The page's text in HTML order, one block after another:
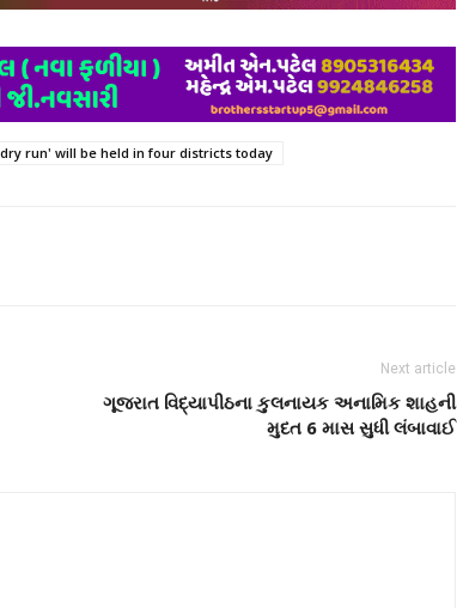
run' will be held in four districts today
Next article
ગૂજરાત વિદ્યાપીઠના કુલનાયક અનામિક શાહની
મુદત 6 માસ સુધી લંબાવાઈ